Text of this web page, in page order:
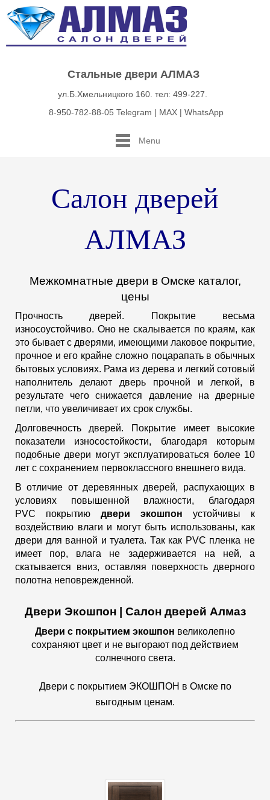
Стальные двери АЛМАЗ
ул.Б.Хмельницкого 160. тел: 499-227.
8-950-782-88-05 Telegram | MAX | WhatsApp
Menu
Салон дверей
АЛМАЗ
Межкомнатные двери в Омске каталог,
цены
Прочность дверей. Покрытие весьма
износоустойчиво. Оно не скалывается по краям, как
это бывает с дверями, имеющими лаковое покрытие,
прочное и его крайне сложно поцарапать в обычных
бытовых условиях. Рама из дерева и легкий сотовый
наполнитель делают дверь прочной и легкой, в
результате чего снижается давление на дверные
петли, что увеличивает их срок службы.
Долговечность дверей. Покрытие имеет высокие
показатели износостойкости, благодаря которым
подобные двери могут эксплуатироваться более 10
лет с сохранением первоклассного внешнего вида.
В отличие от деревянных дверей, распухающих в
условиях повышенной влажности, благодаря
PVC покрытию двери экошпон устойчивы к
воздействию влаги и могут быть использованы, как
двери для ванной и туалета. Так как PVC пленка не
имеет пор, влага не задерживается на ней, а
скатывается вниз, оставляя поверхность дверного
полотна неповрежденной.
Двери Экошпон | Салон дверей Алмаз
Двери с покрытием экошпон великолепно
сохраняют цвет и не выгорают под действием
солнечного света.
Двери с покрытием ЭКОШПОН в Омске по
выгодным ценам.